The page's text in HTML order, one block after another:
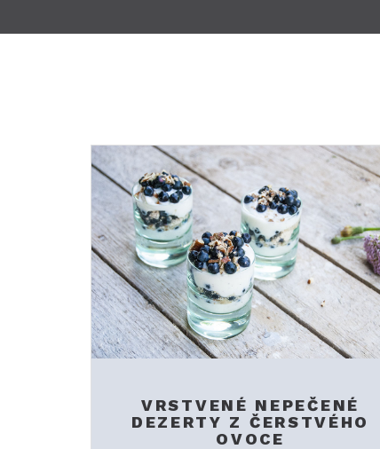
VRSTVENÉ NEPEČENÉ
DEZERTY Z ČERSTVÉHO
OVOCE